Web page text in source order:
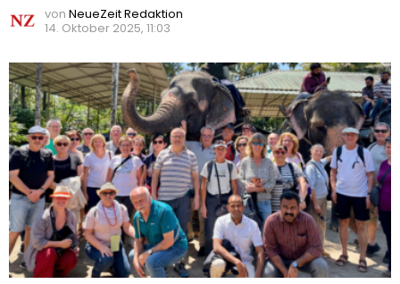
von NeueZeit Redaktion
14. Oktober 2025, 11:03